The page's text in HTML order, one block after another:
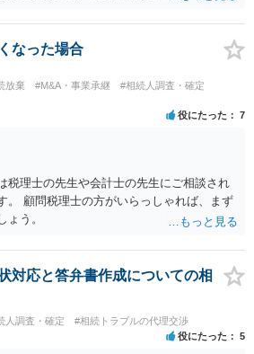
なった場合
放棄 #M&A・事業承継
#相続人調査・確定
役にたった 7
税理士の先生や会計士の先生にご相談され
。 顧問税理士の方がいらっしゃれば、まず
ょう。
対応と答弁書作成についての相
人調査・確定 #相続トラブルの代理交渉
役にたった 5